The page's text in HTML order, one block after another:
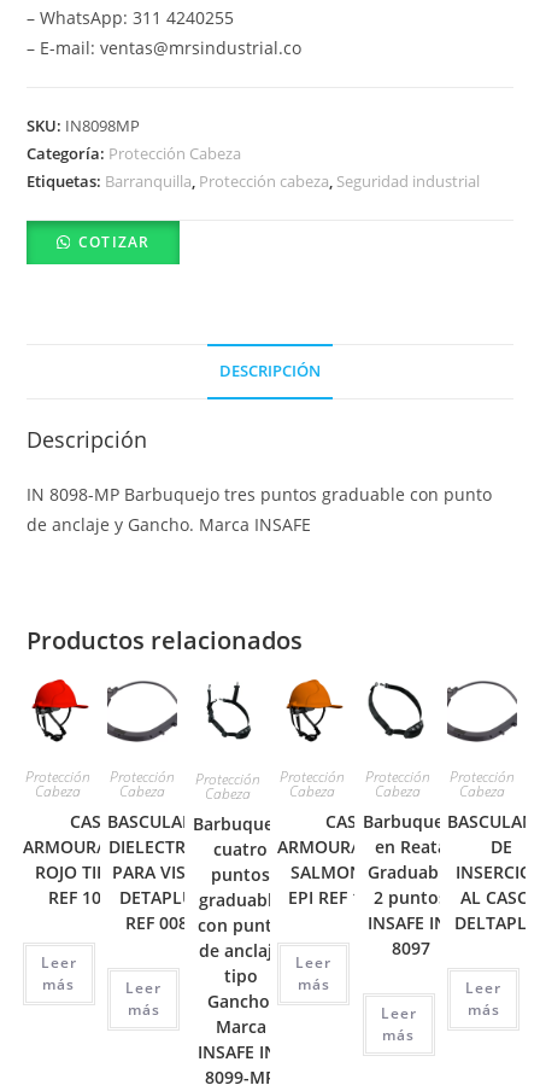
– WhatsApp: 311 4240255
– E-mail: ventas@mrsindustrial.co
SKU: IN8098MP
Categoría: Protección Cabeza
Etiquetas: Barranquilla Protección cabeza Seguridad industrial
COTIZAR
DESCRIPCIÓN
Descripción
IN 8098-MP Barbuquejo tres puntos graduable con punto
de anclaje y Gancho. Marca INSAFE
Productos relacionados
Protección
Cabeza
CASCO
ARMOUR/CAPITAN
ROJO TIPO I EPI
REF 10-P03R
Leer
más
Protección
Cabeza
BASCULANTE
DIELECTRICO
PARA VISOR
DETAPLUS
REF 0082
Leer
más
Protección
Cabeza
Barbuquejo
cuatro
puntos
graduable
con punto
de anclaje
tipo
Gancho.
Marca
INSAFE IN-
8099-MP
Protección
Cabeza
CASCO
ARMOUR/CAPITAN
SALMON TIPO I
EPI REF 10-P03R
Leer
más
Protección
Cabeza
Barbuquejo
en Reata
Graduable
2 puntos
INSAFE IN-
8097
Leer
más
Protección
Cabeza
DE
AL
Leer
más